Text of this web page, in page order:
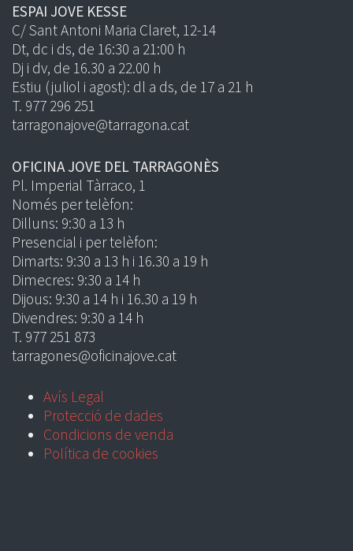
ESPAI JOVE KESSE
C/ Sant Antoni Maria Claret, 12-14
Dt, dc i ds, de 16:30 a 21:00 h
Dj i dv, de 16.30 a 22.00 h
Estiu (juliol i agost): dl a ds, de 17 a 21 h
T. 977 296 251
tarragonajove@tarragona.cat
OFICINA JOVE DEL TARRAGONÈS
Pl. Imperial Tàrraco, 1
Només per telèfon:
Dilluns: 9:30 a 13 h
Presencial i per telèfon:
Dimarts: 9:30 a 13 h i 16.30 a 19 h
Dimecres: 9:30 a 14 h
Dijous: 9:30 a 14 h i 16.30 a 19 h
Divendres: 9:30 a 14 h
T. 977 251 873
tarragones@oficinajove.cat
Avís Legal
Protecció de dades
Condicions de venda
Política de cookies